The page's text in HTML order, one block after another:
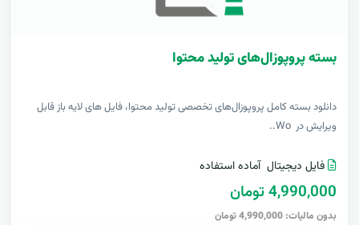
بسته پروپوزال‌های تولید محتوا
دانلود بسته کامل پروپوزال‌های تخصصی تولید محتوا، فایل های لایه باز قابل
ویرایش در Wo..
فایل دیجیتال آماده استفاده
4,990,000 تومان
بدون مالیات: 4,990,000 تومان